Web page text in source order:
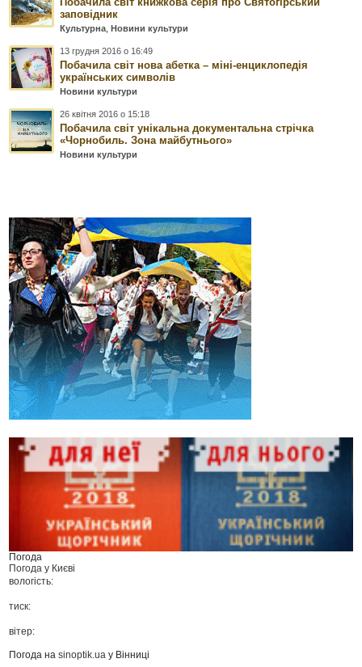
заповідник
Культурна ,Новини культури
13 грудня 2016 о 16:49
Побачила світ нова абетка – міні-енциклопедія
українських символів
Новини культури
26 квітня 2016 о 15:18
Побачила світ унікальна документальна стрічка
«Чорнобиль. Зона майбутнього»
Новини культури
Погода
Погода у Києві
вологість:
тиск:
вітер:
Погода наsinoptik.ua у Вінниці